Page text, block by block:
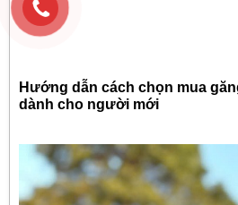
Hướng dẫn cách chọn mua
dành cho người mới